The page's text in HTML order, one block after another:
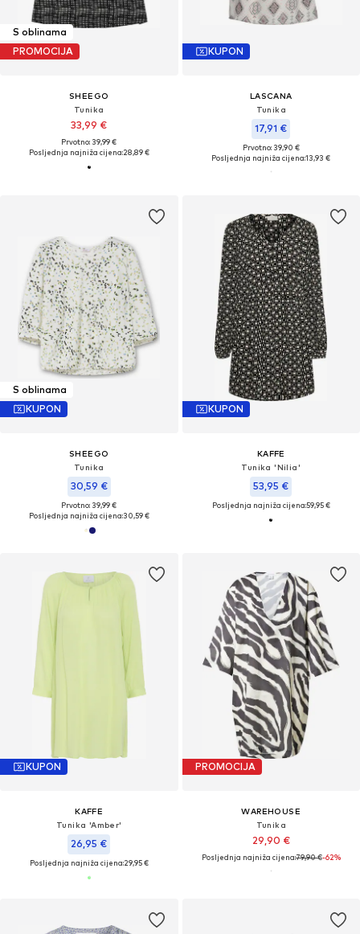
S oblinama
PROMOCIJA
SHEEGO
Tunika
33,99 €
Prvotno: 39,99 €
Posljednja najniža cijena:28,89 €
KUPON
LASCANA
Tunika
17,91 €
Prvotno: 39,90 €
Posljednja najniža cijena:13,93 €
S oblinama
KUPON
SHEEGO
Tunika
30,59 €
Prvotno: 39,99 €
Posljednja najniža cijena:30,59 €
KUPON
KAFFE
Tunika 'Nilia'
53,95 €
Posljednja najniža cijena:59,95 €
KUPON
KAFFE
Tunika 'Amber'
26,95 €
Posljednja najniža cijena:29,95 €
PROMOCIJA
WAREHOUSE
Tunika
29,90 €
Posljednja najniža cijena:79,90 €-62%